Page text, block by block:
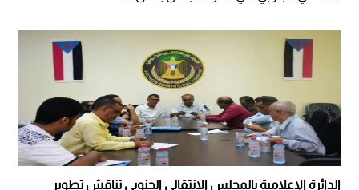
الدائرة الإعلامية بالمجلس الانتقالي الجنوبي تناقش تطوير